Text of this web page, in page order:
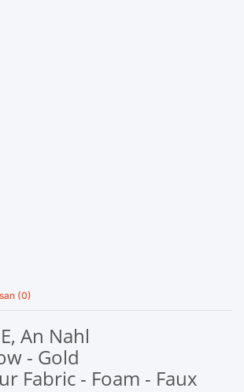
(0)
An Nahl
- Gold
Fabric - Foam - Faux